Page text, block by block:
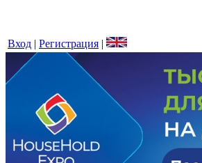
Вход | Регистрация |